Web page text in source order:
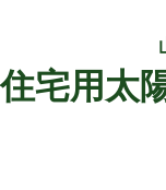
住宅用太